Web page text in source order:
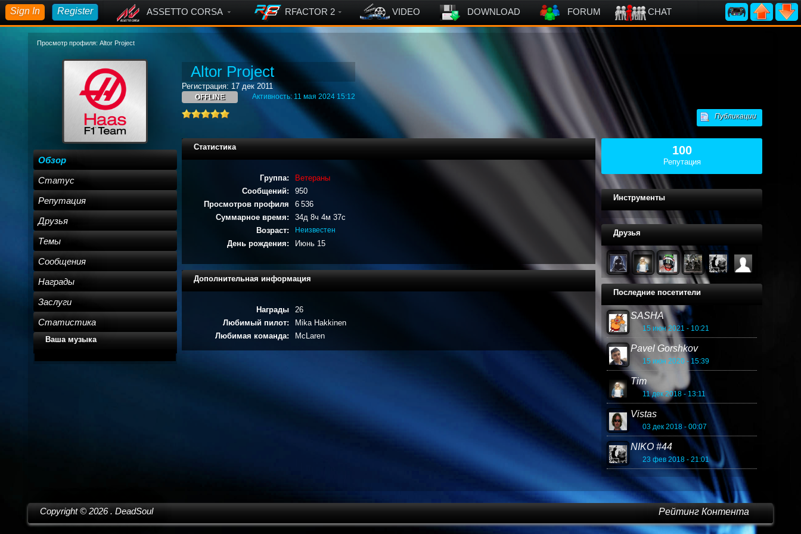
Sign In Register ASSETTO CORSA RFACTOR 2 VIDEO DOWNLOAD FORUM CHAT
Просмотр профиля: Altor Project
Обзор
Статус
Репутация
Друзья
Темы
Сообщения
Награды
Заслуги
Статистика
Ваша музыка
Altor Project
Регистрация: 17 дек 2011
OFFLINE Активность: 11 мая 2024 15:12
Публикации
Статистика
Группа:
Ветераны
Сообщений:
950
Просмотров профиля
6 536
Суммарное время:
34д 8ч 4м 37с
Возраст:
Неизвестен
День рождения: Июнь 15
Дополнительная информация
Награды
26
Любимый пилот:
Mika Hakkinen
Любимая команда:
McLaren
100
Репутация
Инструменты
Друзья
Последние посетители
SASHA
15 июн 2021 - 10:21
Pavel Gorshkov
15 июн 2020 - 15:39
Tim
11 дек 2018 - 13:11
Vistas
03 дек 2018 - 00:07
NIKO #44
23 фев 2018 - 21:01
Copyright © 2026. DeadSoul Рейтинг Контента